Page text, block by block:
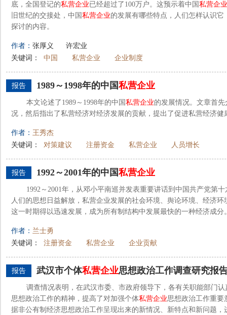
底，全国登记的私营企业已经超过了100万户。这预示着中国 私营企业
旧世纪的交接处，中国 私营企业的发展有哪些特点，人们怎样认识
探讨的内容。
作者： 张厚义
许宏业
关键词：
中国 私营企业 企业制度
报告 1989～1998年的中国私营企业
本文论述了1989～1998年的中国 私营企业的发展情况。文章首先
况，然后指出了私营经济对经济发展的贡献，提出了促进私营经济健
作者： 王秀杰
关键词：
对策建议 注册资金 私营企业 人员增长
报告 1992～2001年的中国私营企业
1992～2001年，从邓小平南巡并发表重要讲话到中国共产党第
人们的思想日益解放，私营企业发展的社会环境、舆论环境、经济
这一时期得以迅速发展，成为所有制结构中发展最快的一种经济成分
作者： 兰士勇
关键词：
注册资金 私营企业 企业贡献
报告 武汉市个体私营企业思想政治工作调查研究报
调查情况表明，在武汉市委、市政府领导下，各有关职能部门
思想政治工作的精神，提高了对加强个体私营企业思想政治工作重要
据非公有制经济思想政治工作呈现出来的新情况、新特点和新问题